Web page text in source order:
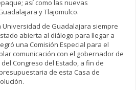
así como las nuevas
y Tlajomulco.
de Guadalajara siempre
abierta al diálogo para llegar a
una Comisión Especial para el
comunicación con el gobernador de
Congreso del Estado, a fin de
de esta Casa de